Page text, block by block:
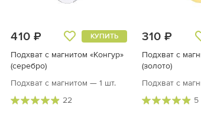
410 ₽ КУПИТЬ
Подхват с магнитом «Конгур»
(серебро)
Подхват с магнитом — 1 шт.
22
310 ₽
Подхват с
(золото)
Подхват с
5